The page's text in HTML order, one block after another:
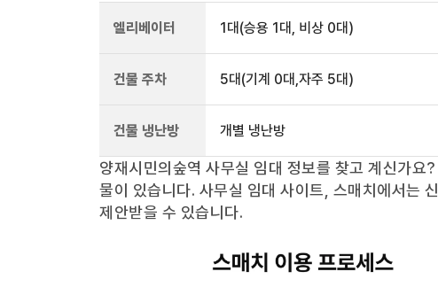
엘리베이터 1대 (승용 1대, 비상 0대)
건물 주차 5대 (기계 0대,자주 5대)
건물 냉난방 개별 냉난방
양재시민의숲역 사무실 임대 정보를 찾고 계신가요?
물이 있습니다. 사무실 임대 사이트, 스매치에서는
제안받을 수 있습니다.